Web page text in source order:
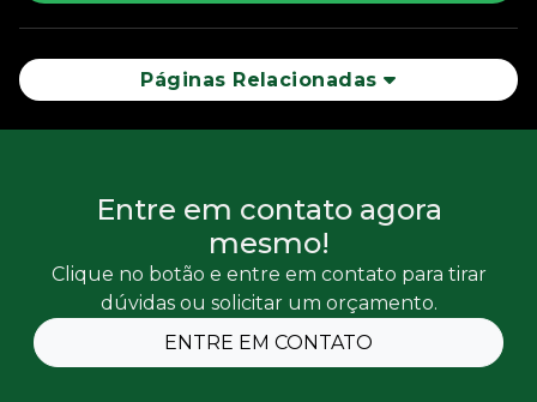
Páginas Relacionadas
Entre em contato agora
mesmo!
Clique no botão e entre em contato para tirar
dúvidas ou solicitar um orçamento.
ENTRE EM CONTATO